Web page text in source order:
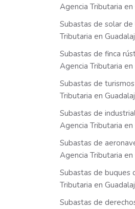
Agencia Tributaria en
Subastas de solar
Tributaria en
Subastas de finca
Agencia Tributaria en
Subastas de
Tributaria en
Subastas de
Agencia Tributaria en
Subastas de
Agencia Tributaria en
Subastas de buques
Tributaria en
Subastas de